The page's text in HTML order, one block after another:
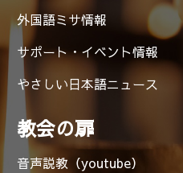
外国語ミサ情報
サポート・イベント情報
やさしい日本語ニュース
教会の扉
音声説教（youtube）